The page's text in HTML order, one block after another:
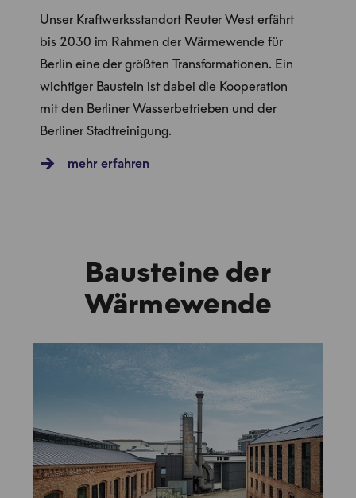
Unser Kraftwerksstandort Reuter West erfährt
bis 2030 im Rahmen der Wärmewende für
Berlin eine der größten Transformationen. Ein
wichtiger Baustein ist dabei die Kooperation
mit den Berliner Wasserbetrieben und der
Berliner Stadtreinigung.
mehr erfahren
Bausteine der
Wärmewende